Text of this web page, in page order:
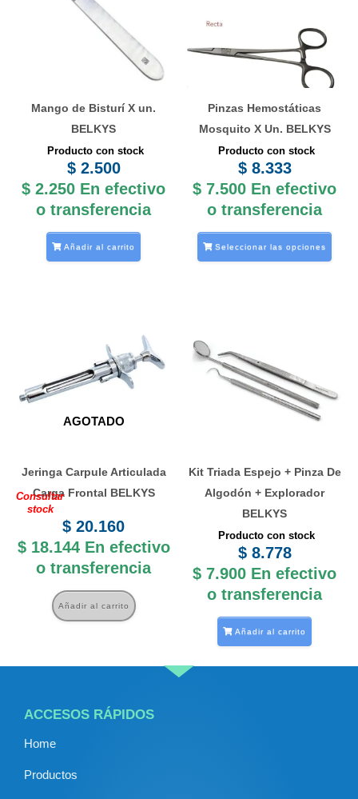
Mango de Bisturí X un.
BELKYS
Producto con stock
$2.500
$ 2.250 En efectivo
o transferencia
Añadir al carrito
Pinzas Hemostáticas
Mosquito X Un. BELKYS
Producto con stock
$8.333
$ 7.500 En efectivo
o transferencia
Seleccionar las opciones
AGOTADO
Jeringa Carpule Articulada
Carga Frontal BELKYS
Consultar
stock
$ 20.160
$18.144 En efectivo
o transferencia
Añadir al carrito
Kit Triada Espejo + Pinza De
Algodón + Explorador
BELKYS
Producto con stock
$8.778
$ 7.900 En efectivo
o transferencia
Añadir al carrito
ACCESOS RÁPIDOS
Home
Productos